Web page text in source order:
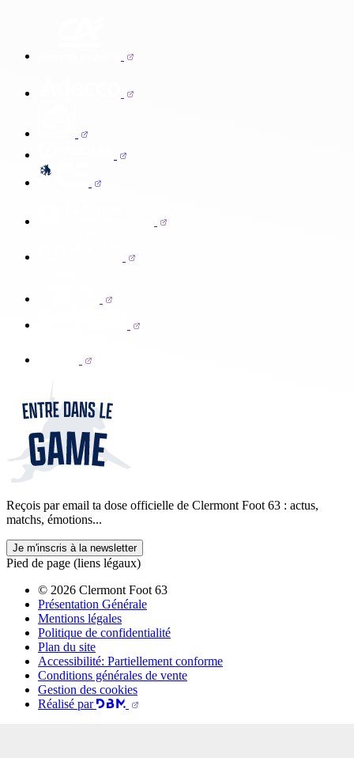
Reçois par email ta dose officielle de Clermont Foot 63 : actus,
matchs, émotions...
Je m'inscris à la newsletter
Pied de page (liens légaux)
© 2026 Clermont Foot 63
Présentation Générale
Mentions légales
Politique de confidentialité
Plan du site
Accessibilité: Partiellement conforme
Conditions générales de vente
Gestion des cookies
Réalisé par